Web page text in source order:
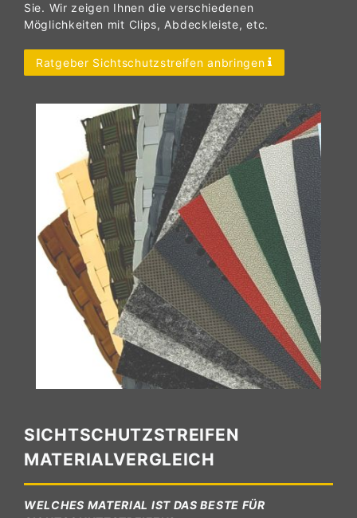
Sie. Wir zeigen Ihnen die verschiedenen
Möglichkeiten mit Clips, Abdeckleiste, etc.
Ratgeber Sichtschutzstreifen anbringen
SICHTSCHUTZSTREIFEN
MATERIALVERGLEICH
WELCHES MATERIAL IST DAS BESTE FÜR